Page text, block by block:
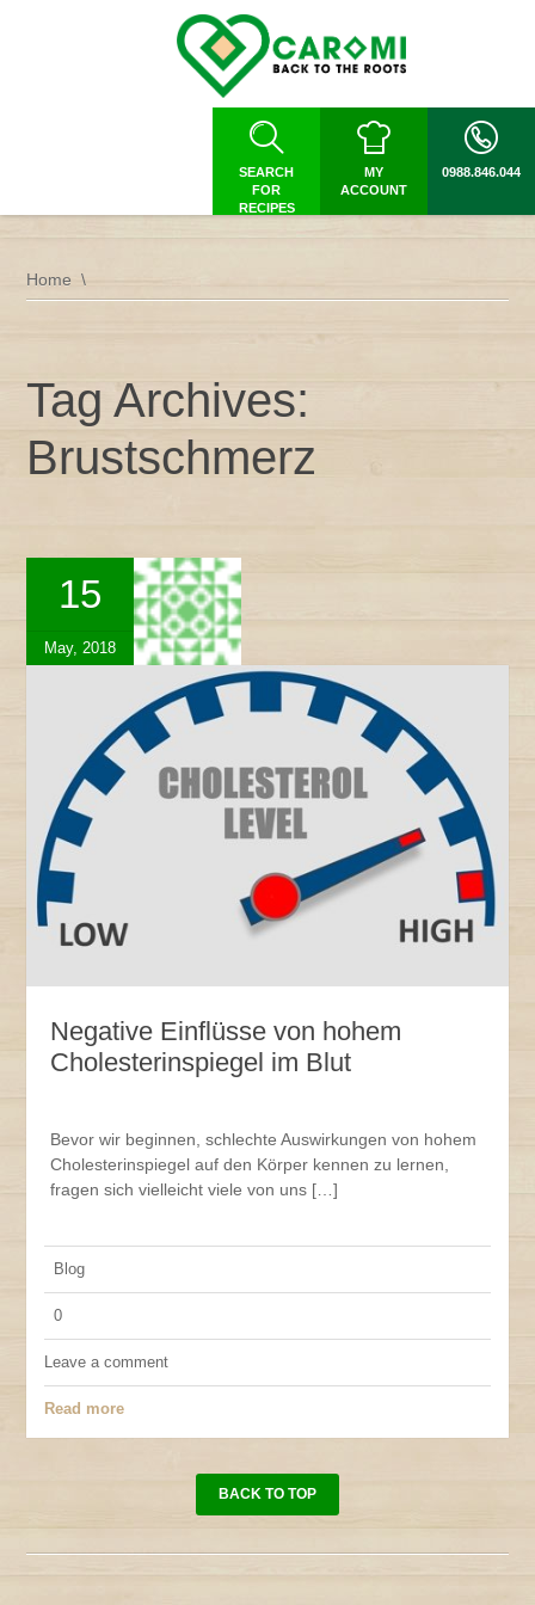
SEARCH
FOR
RECIPES
MY
ACCOUNT
0988.846.044
Home
Tag Archives:
Brustschmerz
15
May, 2018
Negative Einflüsse von hohem
Cholesterinspiegel im Blut
Bevor wir beginnen, schlechte Auswirkungen von hohem
Cholesterinspiegel auf den Körper kennen zu lernen,
fragen sich vielleicht viele von uns […]
Blog
0
Leave a comment
Read more
BACK TO TOP